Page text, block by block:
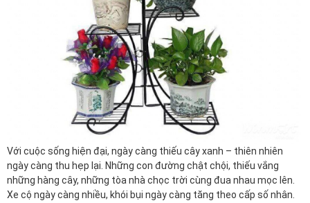
Với cuộc sống hiện đại, ngày càng thiếu cây xanh – thiên nhiên
ngày càng thu hẹp lại. Những con đường chật chội, thiếu vắng
những hàng cây, những tòa nhà chọc trời cùng đua nhau mọc lên.
Xe cộ ngày càng nhiều, khói bụi ngày càng tăng theo cấp số nhân.